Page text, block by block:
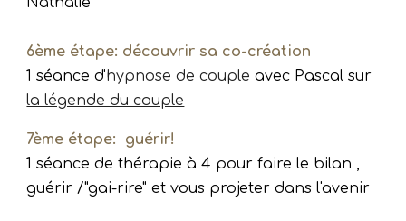
6ème étape: découvrir sa co-création
1 séance d'hypnose de coupleavec Pascal sur
la légende du couple
7ème étape: guérir!
1 séance de thérapie à 4 pour faire le bilan ,
guérir /"gai-rire" et vous projeter dans l'avenir